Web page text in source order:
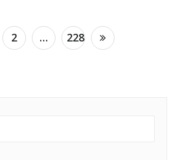
2 … 228